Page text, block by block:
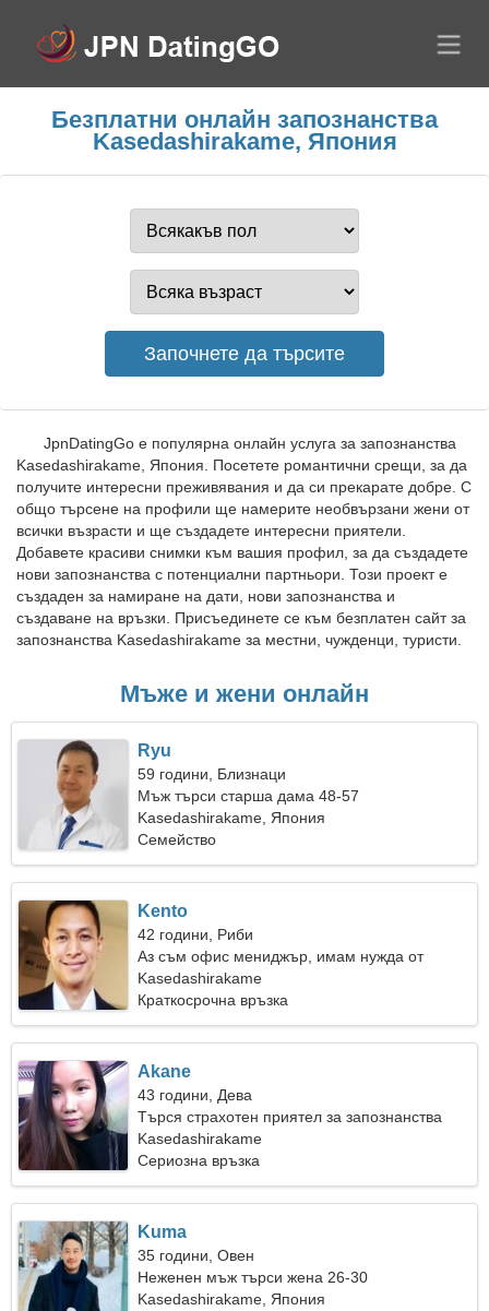
Безплатни онлайн запознанства
Kasedashirakame, Япония
JpnDatingGo е популярна онлайн услуга за запознанства
Kasedashirakame, Япония. Посетете романтични срещи, за да
получите интересни преживявания и да си прекарате добре. С
общо търсене на профили ще намерите необвързани жени от
всички възрасти и ще създадете интересни приятели.
Добавете красиви снимки към вашия профил, за да създадете
нови запознанства с потенциални партньори. Този проект е
създаден за намиране на дати, нови запознанства и
създаване на връзки. Присъединете се към безплатен сайт за
запознанства Kasedashirakame за местни, чужденци, туристи.
Мъже и жени онлайн
Ryu
59 години, Близнаци
Мъж търси старша дама 48-57
Kasedashirakame, Япония
Семейство
Kento
42 години, Риби
Аз съм офис мениджър, имам нужда от
грациозна жена
Kasedashirakame
Краткосрочна връзка
Akane
43 години, Дева
Търся страхотен приятел за запознанства
Kasedashirakame
Сериозна връзка
Kuma
35 години, Овен
Неженен мъж търси жена 26-30
Kasedashirakame, Япония